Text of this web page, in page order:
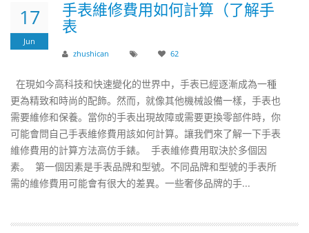
17
Jun
手表維修費用如何計算（了解手
表
zhushican 62
在現如今高科技和快速變化的世界中，手表已經逐漸成為一種
更為精致和時尚的配飾。然而，就像其他機械設備一樣，手表也
需要維修和保養。當你的手表出現故障或需要更換零部件時，你
可能會問自己手表維修費用該如何計算。讓我們來了解一下手表
維修費用的計算方法高仿手錶。 手表維修費用取決於多個因
素。 第一個因素是手表品牌和型號。不同品牌和型號的手表所
需的維修費用可能會有很大的差異。一些奢侈品牌的手...